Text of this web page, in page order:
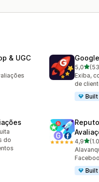
& UGC
5,0de 5
539
Exiba,
de
do
4,9de 5
1074